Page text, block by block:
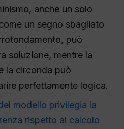
anche un solo
un segno sbagliato
può
soluzione, mentre la
la circonda può
perfettamente logica.
modello privilegia la
rispetto al calcolo